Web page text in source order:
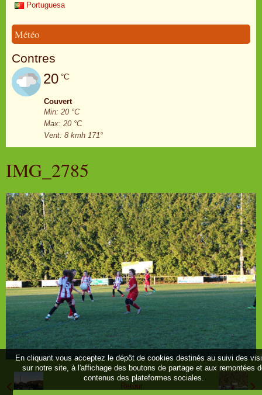
Portuguesa
Météo
Contres
20 °C
Couvert
Min: 20 °C
Max: 20 °C
Vent: 8 kmh 171°
IMG_2785
Retour
En cliquant vous acceptez le dépôt de cookies destinés au suivi des
sur notre site, à l'affichage des boutons de partage et aux remontées
contenus des plateformes sociales.